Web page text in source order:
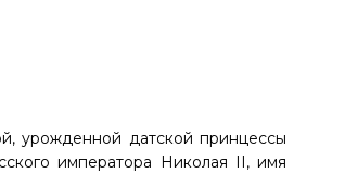
урожденной датской принцессы
императора Николая II, имя